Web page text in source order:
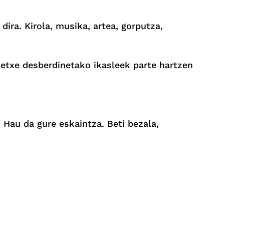
Kirola, musika, artea, gorputza,
desberdinetako ikasleek parte hartzen
da gure eskaintza. Beti bezala,